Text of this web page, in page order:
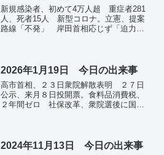
新規感染者、初めて4万人超 重症者281
人、死者15人 新型コロナ。立憲、提案
路線「不発」 岸田首相応じず「迫力不
2026年1月19日 今日の出来事
高市首相、２３日衆院解散表明 ２７日
公示、来月８日投開票。食料品消費税、
２年間ゼロ 社保改革、衆院選後に国民
で「暮らし向き」は悪化―日銀調査。日
2024年11月13日 今日の出来事